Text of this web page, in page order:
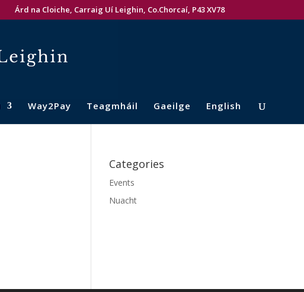
Árd na Cloiche, Carraig Uí Leighin, Co.Chorcaí, P43 XV78
Way2Pay Teagmháil Gaeilge English
Categories
Events
Nuacht